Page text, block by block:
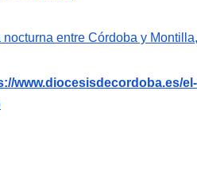
nocturna entre Córdoba y
www.diocesisdecordoba.es/